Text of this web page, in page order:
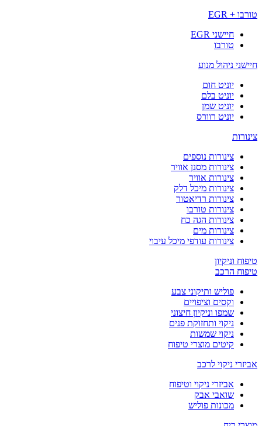
טורבו + EGR
חיישני EGR
טורבו
חיישני ניהול מנוע
יוניט חום
יוניט בלם
יוניט שמן
יוניט רוורס
צינורות
צינורות נוספים
צינורות מסנן אוויר
צינורות אוויר
צינורות מיכל דלק
צינורות רדיאטור
צינורות טורבו
צינורות הגה כח
צינורות מים
צינורות עודפי מיכל עיבוי
טיפוח וניקיון
טיפוח הרכב
פוליש ותיקוני צבע
וקסים וציפויים
שמפו וניקיון חיצוני
ניקוי ותחזוקת פנים
ניקוי שמשות
קיטים מוצרי טיפוח
אביזרי ניקוי לרכב
אביזרי ניקוי וטיפוח
שואבי אבק
מכונות פוליש